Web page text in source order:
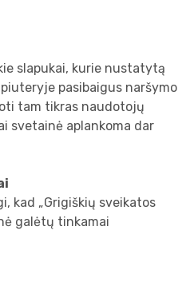
slapukai, kurie nustatytą
pasibaigus naršymo
tam tikras naudotojų
svetainė aplankoma dar
kad „Grigiškių sveikatos
galėtų tinkamai